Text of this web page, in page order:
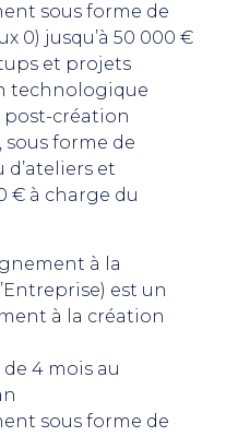
sous forme de
0) jusqu’à 50 000 €
et projets
technologique
post-création
forme de
et
€ à charge du
à la
est un
à la création
4 mois au
sous forme de